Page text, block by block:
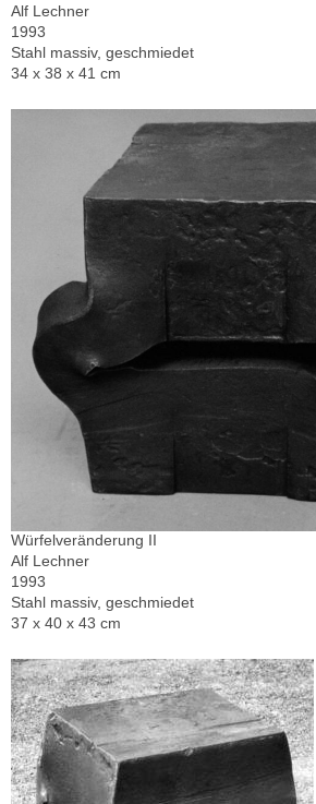
Alf Lechner
1993
Stahl massiv, geschmiedet
34 x 38 x 41 cm
Würfelveränderung II
Alf Lechner
1993
Stahl massiv, geschmiedet
37 x 40 x 43 cm